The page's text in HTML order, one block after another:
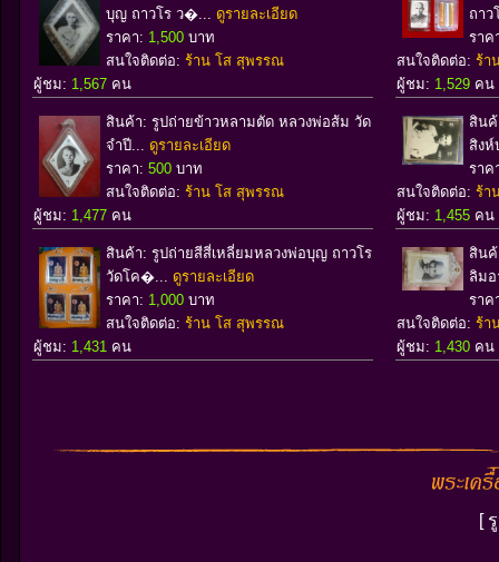
บุญ ถาวโร ว�... ดูรายละเอียด
ราคา: 1,500 บาท
สนใจติดต่อ: ร้าน โส สุพรรณ
ผู้ชม: 1,567 คน
ถา
รา
สนใจติดต่อ: ร้า
ผู้ชม: 1,529 คน
สินค้า: รูปถ่ายข้าวหลามตัด หลวงพ่อส้ม วัด
จำปี... ดูรายละเอียด
ราคา: 500 บาท
สนใจติดต่อ: ร้าน โส สุพรรณ
ผู้ชม: 1,477 คน
สินค้
สิง
รา
สนใจติดต่อ: ร้า
ผู้ชม: 1,455 คน
สินค้า: รูปถ่ายสีสี่เหลี่ยมหลวงพ่อบุญ ถาวโร
วัดโค�... ดูรายละเอียด
ราคา: 1,000 บาท
สนใจติดต่อ: ร้าน โส สุพรรณ
ผู้ชม: 1,431 คน
สินค้
ลิม
รา
สนใจติดต่อ: ร้า
ผู้ชม: 1,430 คน
[